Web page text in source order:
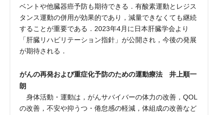
ベントや他臓器癌予防も期待できる．有酸素運動とレジス
タンス運動の併用が効果的であり，減量できなくても継続
することが重要である．2023年4月に日本肝臓学会より
「肝臓リハビリテーション指針」が公開され，今後の発展
が期待される．
がんの再発および重症化予防のための運動療法 井上順一
朗
身体活動・運動は，がんサバイバーの体力の改善，QOL
の改善，不安や抑うつ・倦怠感の軽減，体組成の改善など